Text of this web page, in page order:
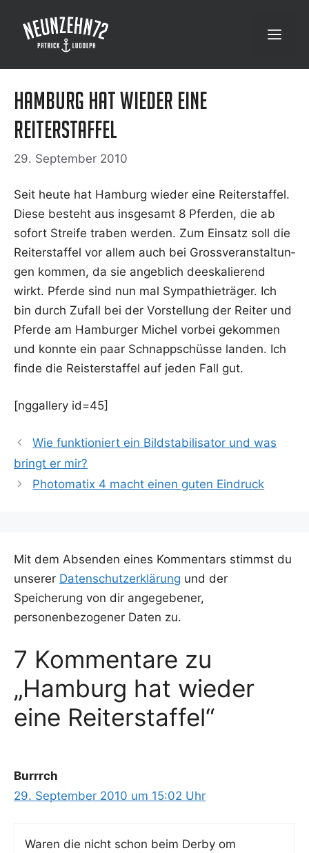
Inhalt
springen
Menü
Hamburg hat wieder eine
Reiterstaffel
29. September 2010
Seit heu­te hat Ham­burg wie­der eine Rei­ter­staf­fel.
Die­se besteht aus ins­ge­samt 8 Pfer­den, die ab
sofort Strei­fe tra­ben wer­den. Zum Ein­satz soll die
Rei­ter­staf­fel vor allem auch bei Gross­ver­an­stal­tun­
gen kom­men, da sie angeb­lich dees­ka­lie­rend
wirkt. Pfer­de sind nun mal Sym­pa­thie­trä­ger. Ich
bin durch Zufall bei der Vor­stel­lung der Rei­ter und
Pfer­de am Ham­bur­ger Michel vor­bei gekom­men
und konn­te ein paar Schnapp­schüs­se lan­den. Ich
fin­de die Reis­ter­staf­fel auf jeden Fall gut.
[nggal­lery id=45]
Wie funktioniert ein Bildstabilisator und was
bringt er mir?
Photomatix 4 macht einen guten Eindruck
Mit dem Absenden eines Kommentars stimmst du
unserer Datenschutzerklärung und der
Speicherung von dir angegebener,
personenbezogener Daten zu.
7 Kommentare zu
„Hamburg hat wieder
eine Reiterstaffel“
Burrrch
29. September 2010 um 15:02 Uhr
Waren die nicht schon beim Der­by om